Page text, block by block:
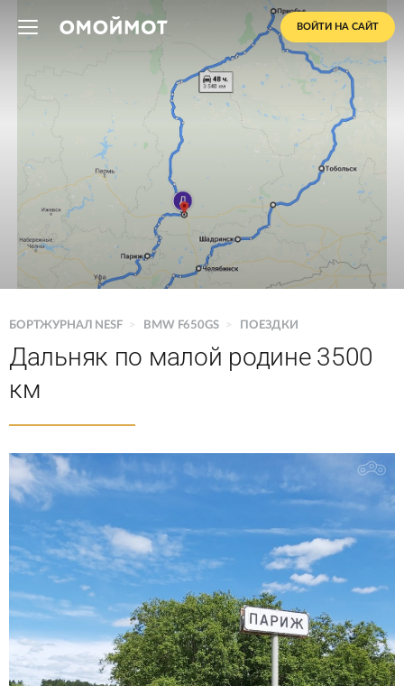
ВОЙТИ НА САЙТ
БОРТЖУРНАЛ NESF > BMW F650GS > ПОЕЗДКИ
Дальняк по малой родине 3500
км